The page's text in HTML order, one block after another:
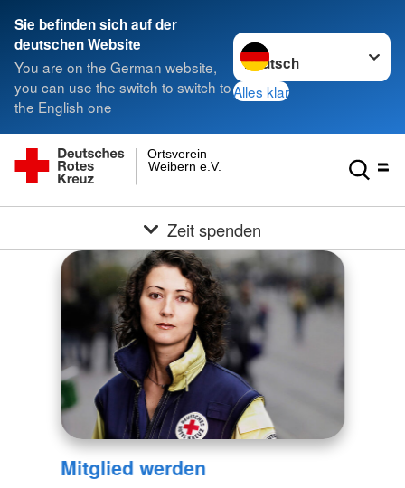
Sie befinden sich auf der
deutschen Website
You are on the German website,
you can use the switch to switch to
the English one
Sprache wechseln zu
Alles klar
Weibern e.V.
Ortsverein
Zeit spenden
Mitglied werden